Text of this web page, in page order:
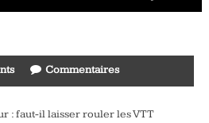
Commentaires
: faut-il laisser rouler les VTT